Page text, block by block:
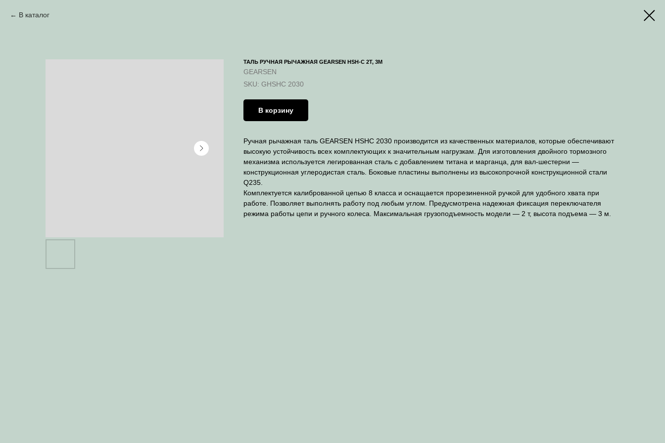
В каталог
ТАЛЬ РУЧНАЯ РЫЧАЖНАЯ GEARSEN HSH-C 2Т, 3М
GEARSEN
SKU: GHSHC 2030
В корзину
Ручная рычажная таль GEARSEN HSHC 2030 производится из качественных материалов, которые обеспечивают
высокую устойчивость всех комплектующих к значительным нагрузкам. Для изготовления двойного тормозного
механизма используется легированная сталь с добавлением титана и марганца, для вал-шестерни —
конструкционная углеродистая сталь. Боковые пластины выполнены из высокопрочной конструкционной стали
Q235.
Комплектуется калиброванной цепью 8 класса и оснащается прорезиненной ручкой для удобного хвата при
работе. Позволяет выполнять работу под любым углом. Предусмотрена надежная фиксация переключателя
режима работы цепи и ручного колеса. Максимальная грузоподъемность модели — 2 т, высота подъема — 3 м.